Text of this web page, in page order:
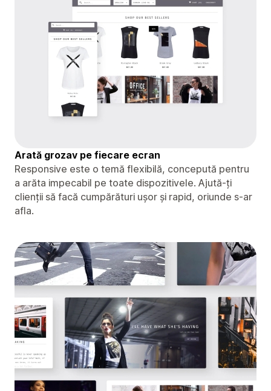
Arată grozav pe fiecare ecran
Responsive este o temă flexibilă, concepută pentru
a arăta impecabil pe toate dispozitivele. Ajută-ți
clienții să facă cumpărături ușor și rapid, oriunde s-ar
afla.